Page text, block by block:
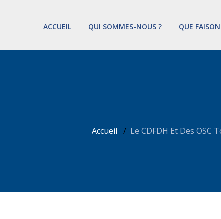
ACCUEIL QUI SOMMES-NOUS ? QUE
Accueil Le CDFDH Et Des OSC